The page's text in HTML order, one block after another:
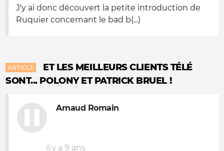
J'y ai donc découvert la petite introduction de
Ruquier concernant le bad b(...)
ARTICLE
ET LES MEILLEURS CLIENTS TÉLÉ
SONT... POLONY ET PATRICK BRUEL !
Arnaud Romain
il y a 9 ans